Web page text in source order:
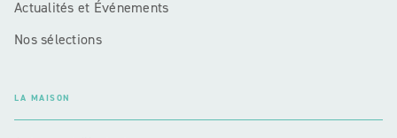
Actualités et Événements
Nos sélections
LA MAISON